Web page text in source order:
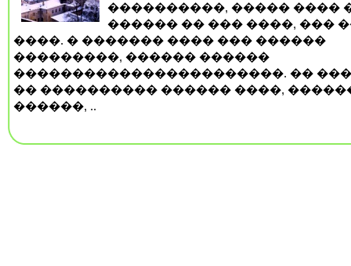
����������, ����� ����
������ �� ��� ����, ���
����. � ������� ���� ��� ������
���������, ������ ������
�����������������������. ��
�� ���������� ������ ����,
������, ..